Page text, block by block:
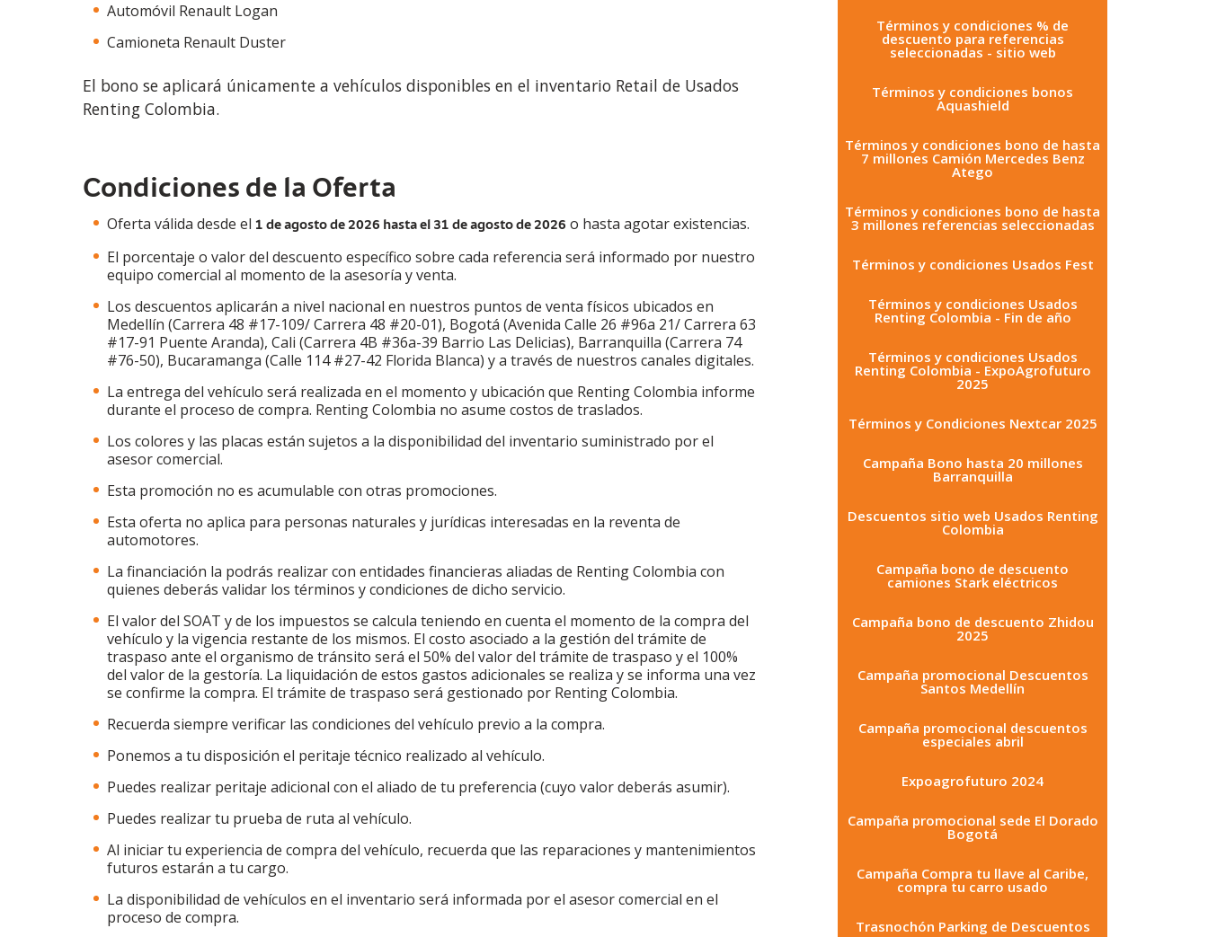
Automóvil Renault Logan
Camioneta Renault Duster
El bono se aplicará únicamente a vehículos disponibles en el inventario Retail de Usados
Renting Colombia.
Condiciones de la Oferta
Oferta válida desde el1 de agosto de 2026 hasta el 31 de agosto de 2026 o hasta agotar existencias.
El porcentaje o valor del descuento específico sobre cada referencia será informado por nuestro
equipo comercial al momento de la asesoría y venta.
Los descuentos aplicarán a nivel nacional en nuestros puntos de venta físicos ubicados en
Medellín (Carrera 48 #17-109/ Carrera 48 #20-01), Bogotá (Avenida Calle 26 #96a 21/ Carrera 63
#17-91 Puente Aranda), Cali (Carrera 4B #36a-39 Barrio Las Delicias), Barranquilla (Carrera 74
#76-50), Bucaramanga (Calle 114 #27-42 Florida Blanca) y a través de nuestros canales digitales.
La entrega del vehículo será realizada en el momento y ubicación que Renting Colombia informe
durante el proceso de compra. Renting Colombia no asume costos de traslados.
Los colores y las placas están sujetos a la disponibilidad del inventario suministrado por el
asesor comercial.
Esta promoción no es acumulable con otras promociones.
Esta oferta no aplica para personas naturales y jurídicas interesadas en la reventa de
automotores.
La financiación la podrás realizar con entidades financieras aliadas de Renting Colombia con
quienes deberás validar los términos y condiciones de dicho servicio.
El valor del SOAT y de los impuestos se calcula teniendo en cuenta el momento de la compra del
vehículo y la vigencia restante de los mismos. El costo asociado a la gestión del trámite de
traspaso ante el organismo de tránsito será el 50% del valor del trámite de traspaso y el 100%
del valor de la gestoría. La liquidación de estos gastos adicionales se realiza y se informa una vez
se confirme la compra. El trámite de traspaso será gestionado por Renting Colombia.
Recuerda siempre verificar las condiciones del vehículo previo a la compra.
Ponemos a tu disposición el peritaje técnico realizado al vehículo.
Puedes realizar peritaje adicional con el aliado de tu preferencia (cuyo valor deberás asumir).
Puedes realizar tu prueba de ruta al vehículo.
Al iniciar tu experiencia de compra del vehículo, recuerda que las reparaciones y mantenimientos
futuros estarán a tu cargo.
La disponibilidad de vehículos en el inventario será informada por el asesor comercial en el
proceso de compra.
Términos y condiciones % de
descuento para referencias
seleccionadas - sitio web
Términos y condiciones bonos
Aquashield
Términos y condiciones bono de hasta
7 millones Camión Mercedes Benz
Atego
Términos y condiciones bono de hasta
3 millones referencias seleccionadas
Términos y condiciones Usados Fest
Términos y condiciones Usados
Renting Colombia - Fin de año
Términos y condiciones Usados
Renting Colombia - ExpoAgrofuturo
2025
Términos y Condiciones Nextcar 2025
Campaña Bono hasta 20 millones
Barranquilla
Descuentos sitio web Usados Renting
Colombia
Campaña bono de descuento
camiones Stark eléctricos
Campaña bono de descuento Zhidou
2025
Campaña promocional Descuentos
Santos Medellín
Campaña promocional descuentos
especiales abril
Expoagrofuturo 2024
Campaña promocional sede El Dorado
Bogotá
Campaña Compra tu llave al Caribe,
compra tu carro usado
Trasnochón Parking de Descuentos